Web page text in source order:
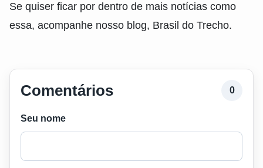
Se quiser ficar por dentro de mais notícias como
essa, acompanhe nosso blog, Brasil do Trecho.
Comentários 0
Seu nome